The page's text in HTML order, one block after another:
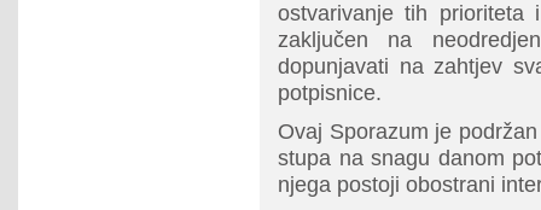
ostvarivanje tih prioriteta
zaključen na
dopunjavati na zahtjev
potpisnice.
Ovaj Sporazum je
stupa na snagu danom
njega postoji obostrani